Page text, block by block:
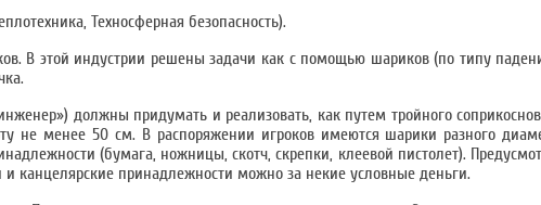
Техносферная безопасность).
В этой индустрии решены задачи как с помощью шариков (по типу
должны придумать и реализовать, как путем тройного
не менее 50 см. В распоряжении игроков имеются шарики разного
(бумага, ножницы, скотч, скрепки, клеевой пистолет).
канцелярские принадлежности можно за некие условные деньги.